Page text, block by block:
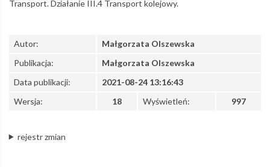
Transport. Działanie III.4 Transport kolejowy.
Autor: Małgorzata Olszewska
Wersja: 18 Wyświetleń: 997
Publikacja:
Małgorzata Olszewska
Data publikacji:
2021-08-24 13:16:43
rejestr zmian